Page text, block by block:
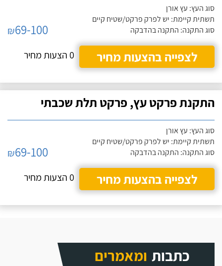
סוג העץ: עץ אורן
תשתית קיימת: יש לפרק פרקט/שטיח קיים
סוג התקנה: התקנה בהדבקה
₪69-100
לצפייה בהצעות מחיר
0 הצעות מחיר
התקנת פרקט עץ, פרקט תלת שכבתי
סוג העץ: עץ אורן
תשתית קיימת: יש לפרק פרקט/שטיח קיים
סוג התקנה: התקנה בהדבקה
₪69-100
לצפייה בהצעות מחיר
0 הצעות מחיר
כתבות ומאמרים